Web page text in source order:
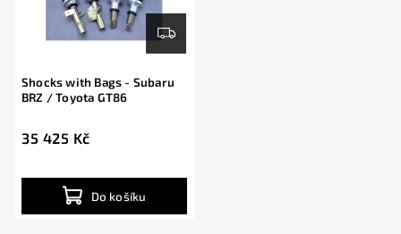
Shocks with Bags - Subaru
BRZ / Toyota GT86
35 425 Kč
Do košíku